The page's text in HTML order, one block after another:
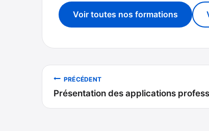
Voir toutes nos formations
Navigation
de
PRÉCÉDENT
Présentation des applications